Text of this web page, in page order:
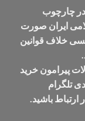
در چارچوب
ایران صورت
خلاف قوانین
پیرامون خرید
تلگرام